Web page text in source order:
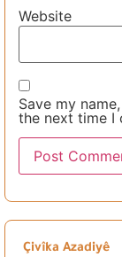
Website
Save my
the next time I
Çivîka Azadiyê